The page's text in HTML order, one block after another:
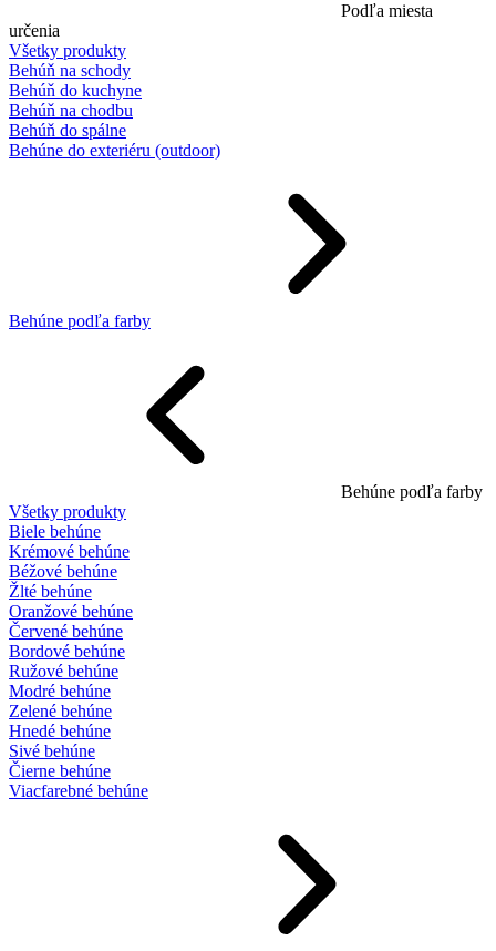
Podľa miesta
určenia
Všetky produkty
Behúň na schody
Behúň do kuchyne
Behúň na chodbu
Behúň do spálne
Behúne do exteriéru (outdoor)
Behúne podľa farby
Behúne podľa farby
Všetky produkty
Biele behúne
Krémové behúne
Béžové behúne
Žlté behúne
Oranžové behúne
Červené behúne
Bordové behúne
Ružové behúne
Modré behúne
Zelené behúne
Hnedé behúne
Sivé behúne
Čierne behúne
Viacfarebné behúne